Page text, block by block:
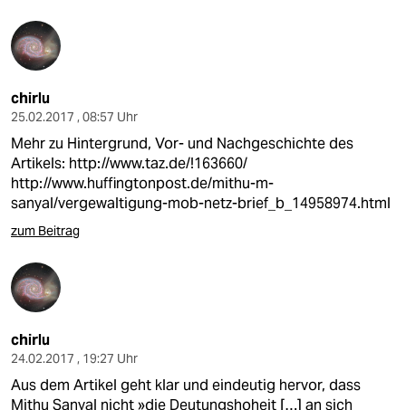
chirlu
25.02.2017 , 08:57 Uhr
Mehr zu Hintergrund, Vor- und Nachgeschichte des
Artikels: http://www.taz.de/!163660/
http://www.huffingtonpost.de/mithu-m-
sanyal/vergewaltigung-mob-netz-brief_b_14958974.html
zum Beitrag
chirlu
24.02.2017 , 19:27 Uhr
Aus dem Artikel geht klar und eindeutig hervor, dass
Mithu Sanyal nicht »die Deutungshoheit […] an sich